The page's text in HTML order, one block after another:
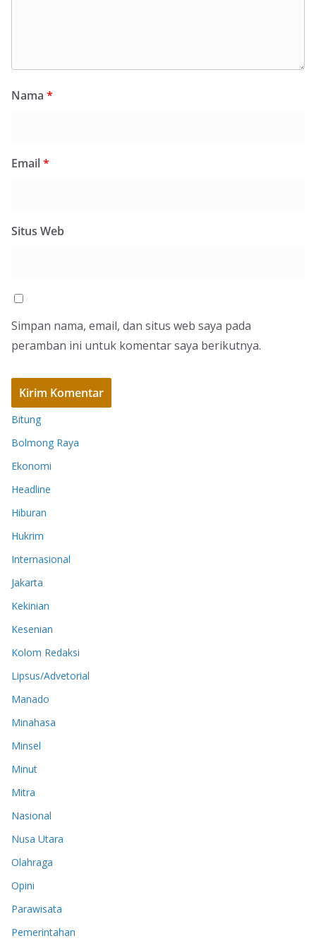
Nama *
Email*
Situs Web
Simpan nama, email, dan situs web saya pada
peramban ini untuk komentar saya berikutnya.
Bitung
Bolmong Raya
Ekonomi
Headline
Hiburan
Hukrim
Internasional
Jakarta
Kekinian
Kesenian
Kolom Redaksi
Lipsus/Advetorial
Manado
Minahasa
Minsel
Minut
Mitra
Nasional
Nusa Utara
Olahraga
Opini
Parawisata
Pemerintahan